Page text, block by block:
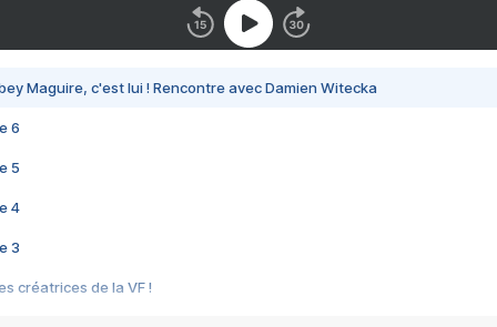
Maguire, c'est lui ! Rencontre avec Damien Witecka
6
5
4
3
créatrices de la VF !